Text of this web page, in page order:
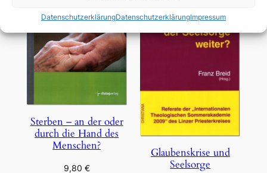
DatenschutzerklärungDatenschutzerklärungImpressum
Sterben – an der oder
durch die Hand des
Menschen?
9,80 €
Glaubenskrise und
Seelsorge